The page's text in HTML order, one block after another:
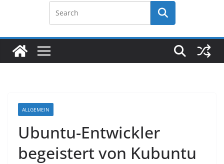
ALLGEMEIN
Ubuntu-Entwickler
begeistert von Kubuntu